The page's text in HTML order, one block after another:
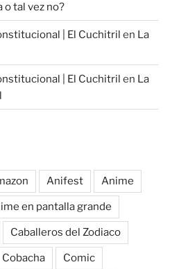
o tal vez no?
| El Cuchitril en La
| El Cuchitril en La
Anifest Anime
en pantalla grande
Caballeros del Zodiaco
Cobacha Comic